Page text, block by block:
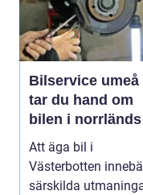
Bilservice umeå så
tar du hand om
bilen i
klimat
Att äga bil i
Västerbotten
särskilda